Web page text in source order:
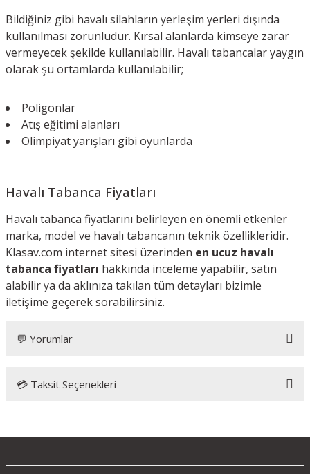
Bildiğiniz gibi havalı silahların yerleşim yerleri dışında
kullanılması zorunludur. Kırsal alanlarda kimseye zarar
vermeyecek şekilde kullanılabilir. Havalı tabancalar yaygın
olarak şu ortamlarda kullanılabilir;
Poligonlar
Atış eğitimi alanları
Olimpiyat yarışları gibi oyunlarda
Havalı Tabanca Fiyatları
Havalı tabanca fiyatlarını belirleyen en önemli etkenler
marka, model ve havalı tabancanın teknik özellikleridir.
Klasav.com internet sitesi üzerinden en ucuz havalı
tabanca fiyatları hakkında inceleme yapabilir, satın
alabilir ya da aklınıza takılan tüm detayları bizimle
iletişime geçerek sorabilirsiniz.
💬 Yorumlar
ava teşekkür ederim
💳 Taksit Seçenekleri